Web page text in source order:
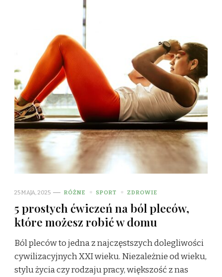
25 MAJA, 2025 RÓŻNE SPORT ZDROWIE
5 prostych ćwiczeń na ból pleców,
które możesz robić w domu
Ból pleców to jedna z najczęstszych dolegliwości
cywilizacyjnych XXI wieku. Niezależnie od wieku,
stylu życia czy rodzaju pracy, większość z nas